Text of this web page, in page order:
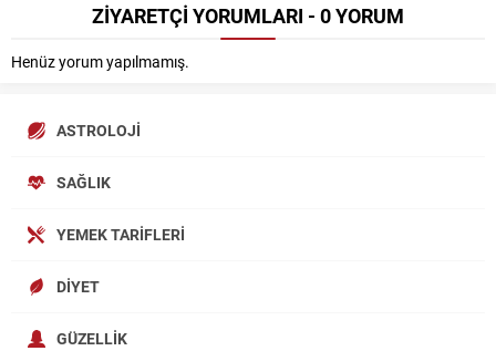
ZİYARETÇİ YORUMLARI - 0 YORUM
Henüz yorum yapılmamış.
ASTROLOJI
SAĞLIK
YEMEK TARIFLERI
DIYET
GÜZELLIK